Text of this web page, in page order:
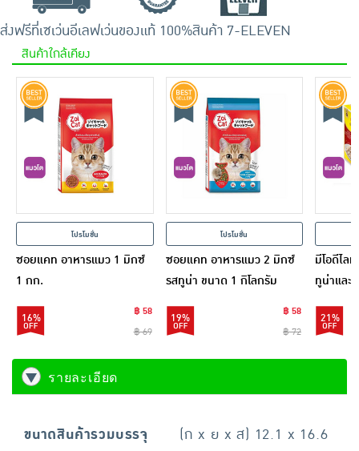
ส่งฟรีที่เซเว่นอีเลฟเว่นของแท้ 100%สินค้า 7-ELEVEN
สินค้าใกล้เคียง
โปรโมชั่น
ซอยแคท อาหารแมว 1 มิกซ์
1 กก.
16%
฿ 58
฿ 69
โปรโมชั่น
ซอยแคท อาหารแมว 2 มิกซ์
รสทูน่า ขนาด 1 กิโลกรัม
19%
฿ 58
฿ 72
มีโอดีไล
ทูน่าและ
ก. (1 แพ็
21%
รายละเอียด
ขนาดสินค้ารวมบรรจุ
(ก x ย x ส) 12.1 x 16.6